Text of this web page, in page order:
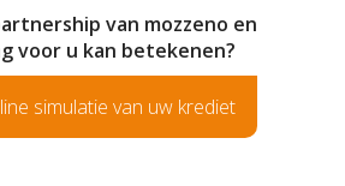
van mozzeno en
voor u kan betekenen?
simulatie van uw krediet